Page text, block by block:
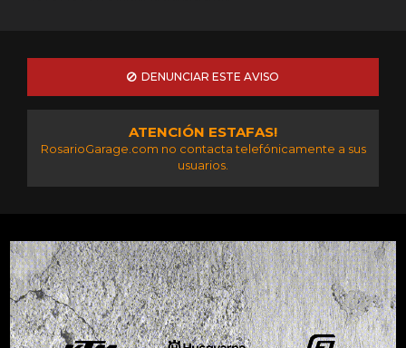
DENUNCIAR ESTE AVISO
ATENCIÓN ESTAFAS!
RosarioGarage.com no contacta telefónicamente a sus
usuarios.